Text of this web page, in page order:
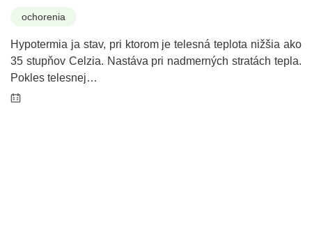
ochorenia
Hypotermia ja stav, pri ktorom je telesná teplota nižšia ako
35 stupňov Celzia. Nastáva pri nadmerných stratách tepla.
Pokles telesnej…